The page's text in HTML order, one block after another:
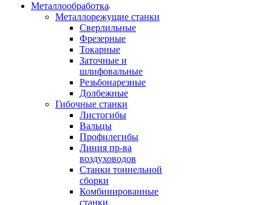
Металлообработка
Металлорежущие станки
Сверлильные
Фрезерные
Токарные
Заточные и
шлифовальные
Резьбонарезные
Долбежные
Гибочные станки
Листогибы
Вальцы
Профилегибы
Линия пр-ва
воздуховодов
Станки тоннельной
сборки
Комбинированные
станки